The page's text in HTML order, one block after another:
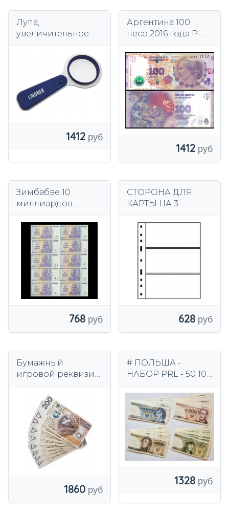
Лупа,
увеличительное
светодиодная
подсветка, 5х
Линднера
1412
Аргентина 100
песо 2016 года P-
1412
Зимбабве 10
миллиардов
года P-85 Тираж
768
СТОРОНА ДЛЯ
КАРТЫ НА 3
GRANDE EASY
SH312 1 ШТ.
LEUCHTTURM
628
Бумажный
игровой реквизит
двусторонний
набор R008
1860
# ПОЛЬША -
НАБОР PRL - 50 100
1982-88 - XF
1328